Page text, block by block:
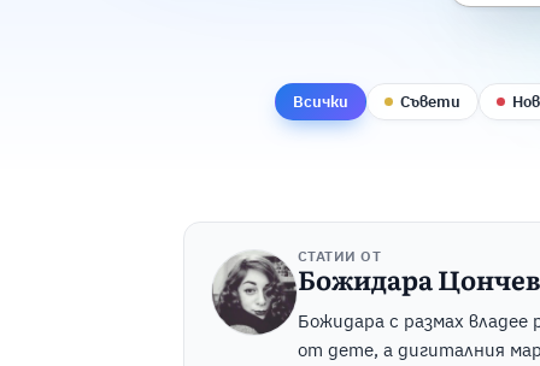
Всички Съвети
СТАТИИ ОТ
Божидара
Божидара с размах
от дете, а дигиталния